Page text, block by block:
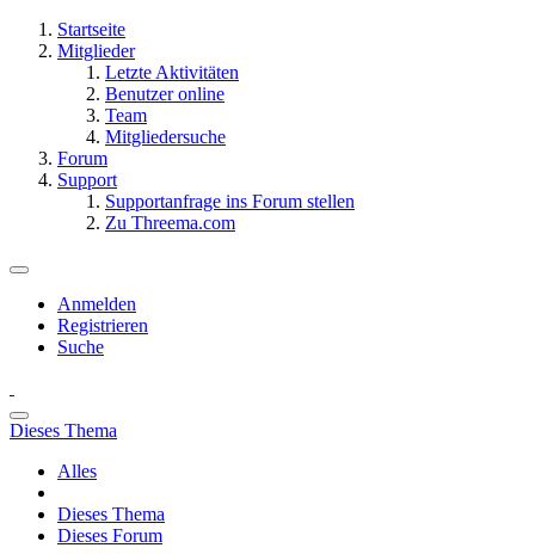
Startseite
Mitglieder
Letzte Aktivitäten
Benutzer online
Team
Mitgliedersuche
Forum
Support
Supportanfrage ins Forum stellen
Zu Threema.com
Anmelden
Registrieren
Suche
Dieses Thema
Alles
Dieses Thema
Dieses Forum